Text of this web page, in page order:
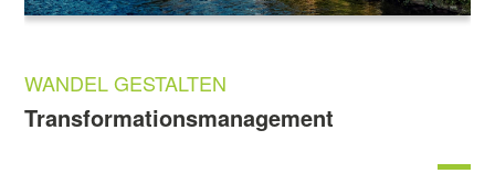
WANDEL GESTALTEN
Transformationsmanagement